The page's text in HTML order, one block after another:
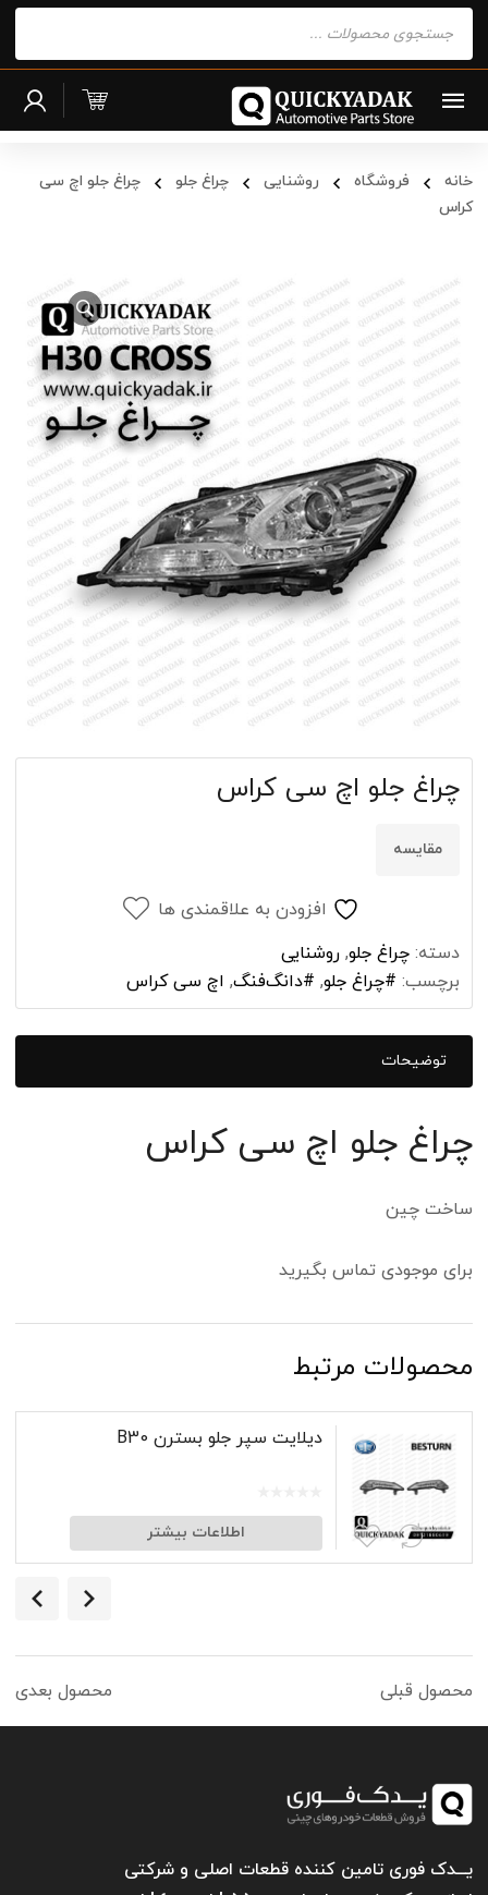
search
خانه فروشگاه روشنایی چراغ جلو
چراغ جلو اچ سی
کراس
چراغ جلو اچ سی کراس
مقایسه
افزودن به علاقمندی ها
دسته: چراغ جلو, روشنایی
برچسب: #چراغ جلو, #دانگ‌فنگ, اچ سی کراس
توضیحات
چراغ جلو اچ سی کراس
ساخت چین
برای موجودی تماس بگیرید
محصولات مرتبط
دیلایت سپر جلو بسترن B30
اطلاعات بیشتر
محصول قبلی محصول بعدی
یـــدک فوری تامین کننده قطعات اصلی و شرکتی